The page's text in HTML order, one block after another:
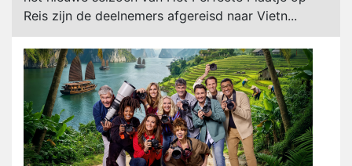
Reis zijn de deelnemers afgereisd naar Vietn...